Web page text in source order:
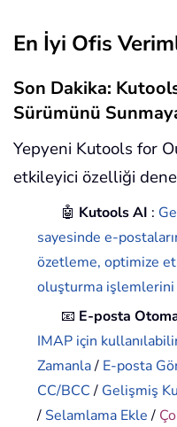
En İyi Ofis
Son Dakika:
Sürümünü
Yepyeni Kutools for
etkileyici özelliği
🤖 Kutools AI :
sayesinde e-
özetleme, optimize
oluşturma işlemlerini
📧 E-posta
IMAP için
Zamanla/ E-posta
CC/BCC/ Gelişmiş
/ Selamlama Ekle/